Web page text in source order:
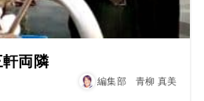
両隣
編集部 青柳 真美